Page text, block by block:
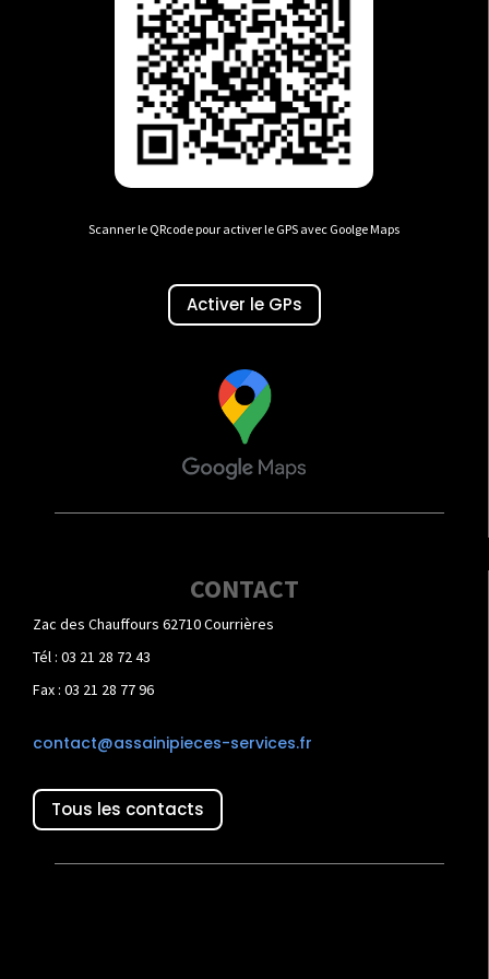
Scanner le QRcode pour activer le GPS avec Goolge Maps
Activer le GPs
CONTACT
Zac des Chauffours 62710 Courrières
Tél : 03 21 28 72 43
Fax : 03 21 28 77 96
contact@assainipieces-services.fr
Tous les contacts